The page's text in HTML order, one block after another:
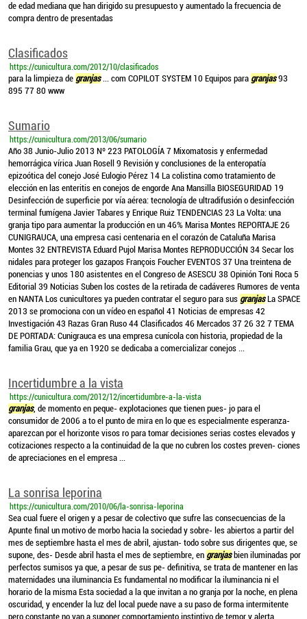
de edad mediana que han dirigido su presupuesto y aumentado la frecuencia de
compra dentro de presentadas
Clasificados
https://cunicultura.com/2012/10/clasificados
para la limpieza de granjas... com COPILOT SYSTEM 10 Equipos para granjas93
895 77 80 www
Sumario
https://cunicultura.com/2013/06/sumario
Año 38 Junio-Julio 2013 Nº 223 PATOLOGÍA 7 Mixomatosis y enfermedad
hemorrágica vírica Juan Rosell 9 Revisión y conclusiones de la enteropatía
epizoótica del conejo José Eulogio Pérez 14 La colistina como tratamiento de
elección en las enteritis en conejos de engorde Ana Mansilla BIOSEGURIDAD 19
Desinfección de superficie por vía aérea: tecnología de ultradifusión o desinfección
terminal fumígena Javier Tabares y Enrique Ruiz TENDENCIAS 23 La Volta: una
granja tipo para aumentar la producción en un 46% Marisa Montes REPORTAJE 26
CUNIGRAUCA, una empresa casi centenaria en el corazón de Cataluña Marisa
Montes 32 ENTREVISTA Eduard Pujol Marisa Montes REPRODUCCIÓN 34 Secar los
nidales para proteger los gazapos François Foucher EVENTOS 37 Una treintena de
ponencias y unos 180 asistentes en el Congreso de ASESCU 38 Opinión Toni Roca 5
Editorial 39 Noticias Suben los costes de la retirada de cadáveres Rumores de venta
en NANTA Los cunicultores ya pueden contratar el seguro para sus granjasLa SPACE
2013 se promociona con un vídeo en español 41 Noticias de empresas 42
Investigación 43 Razas Gran Ruso 44 Clasificados 46 Mercados 37 26 32 7 TEMA
DE PORTADA: Cunigrauca es una empresa cunícola con historia, propiedad de la
familia Grau, que ya en 1920 se dedicaba a comercializar conejos ...
Incertidumbre a la vista
https://cunicultura.com/2012/12/incertidumbre-a-la-vista
granjas, de momento en peque- explotaciones que tienen pues- jo para el
consumidor de 2006 a to el punto de mira en lo que es especialmente esperanza-
aparezcan por el horizonte visos ro para tomar decisiones serias costes elevados y
cotizaciones respecto a la continuidad de la que no cubren los costes preven- ciones
de apreciaciones en el empresa ...
La sonrisa leporina
https://cunicultura.com/2010/06/la-sonrisa-leporina
Sea cual fuere el origen y a pesar de colectivo que sufre las consecuencias de la
Apunte final un motivo de morbo hacia la sociedad y sobre- les abiertos a partir del
mes de septiembre hasta el mes de abril, ajustan- todo sobre sus dirigentes que, se
supone, des- Desde abril hasta el mes de septiembre, en granjasbien iluminadas por
perfectos sumisos ya que, a pesar de sus pe- definitiva, se trata de mantener en las
maternidades una iluminancia Es fundamental no modificar la iluminancia ni el
horario de la misma Esta sociedad a la que invitan a no granja por la noche, en plena
oscuridad, y encender la luz del local puede nave a su paso de forma intermitente
pero constante no van a suponer comportamiento instintivo de temor y alerta